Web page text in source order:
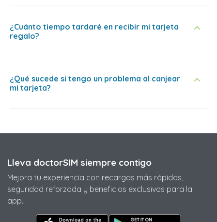
¿Cuánto tiempo tardaré en recibir mi tarjeta
regalo?
¿Qué sucede si tengo un problema al canjear
mi tarjeta?
Lleva doctorSIM siempre contigo
Mejora tu experiencia con recargas más rápidas,
seguridad reforzada y beneficios exclusivos para la
app.